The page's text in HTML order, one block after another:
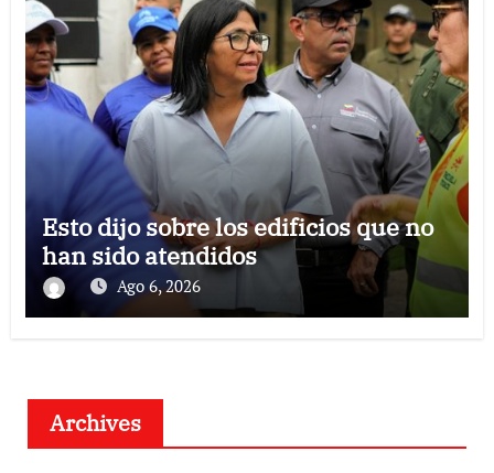
Esto dijo sobre los edificios que no
han sido atendidos
Ago 6, 2026
Archives